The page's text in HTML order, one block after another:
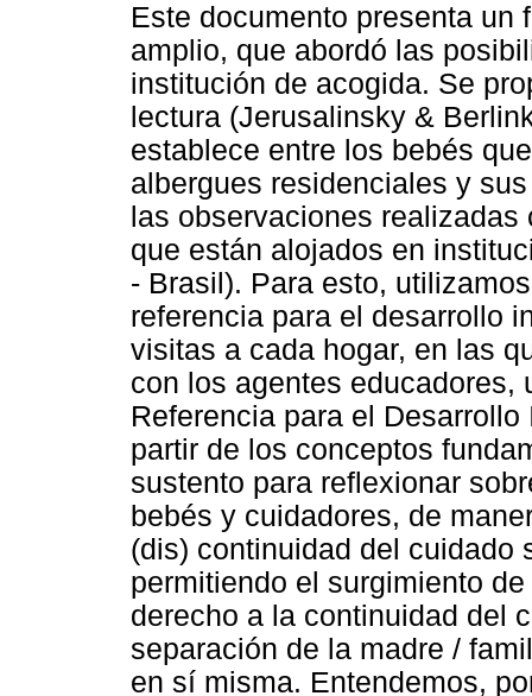
Este documento presenta un
amplio, que abordó las
institución de acogida. Se
lectura (Jerusalinsky &
establece entre los bebés
albergues residenciales y
las observaciones
que están alojados en
- Brasil). Para esto,
referencia para el desarrollo
visitas a cada hogar, en las
con los agentes
Referencia para el
partir de los conceptos
sustento para reflexionar
bebés y cuidadores, de
(dis) continuidad del cuidado
permitiendo el surgimiento
derecho a la continuidad del
separación de la madre /
en sí misma. Entendemos,